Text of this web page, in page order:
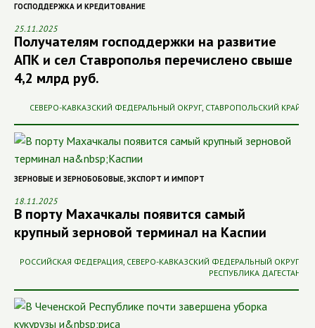
ГОСПОДДЕРЖКА И КРЕДИТОВАНИЕ
25.11.2025
Получателям господдержки на развитие
АПК и сел Ставрополья перечислено свыше
4,2 млрд руб.
СЕВЕРО-КАВКАЗСКИЙ ФЕДЕРАЛЬНЫЙ ОКРУГ, СТАВРОПОЛЬСКИЙ КРАЙ
ЗЕРНОВЫЕ И ЗЕРНОБОБОВЫЕ, ЭКСПОРТ И ИМПОРТ
18.11.2025
В порту Махачкалы появится самый
крупный зерновой терминал на Каспии
РОССИЙСКАЯ ФЕДЕРАЦИЯ СЕВЕРО-КАВКАЗСКИЙ ФЕДЕРАЛЬНЫЙ ОКРУГ
РЕСПУБЛИКА ДАГЕСТАН